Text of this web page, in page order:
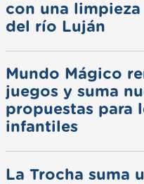
con una
del río Luján
Mundo Mágico
juegos y suma
propuestas para
infantiles
La Trocha suma